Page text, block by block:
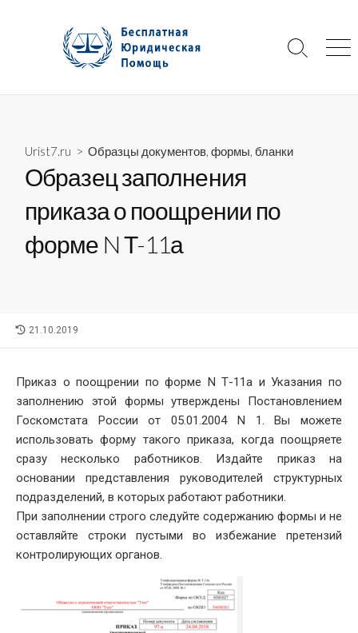
Search
Urist7.ru > Образцы документов, формы, бланки
Образец заполнения
приказа о поощрении по
форме N Т-11а
LAST
21.10.2019
Приказ о поощрении по форме N Т-11а и Указания по
заполнению этой формы утверждены Постановлением
Госкомстата России от 05.01.2004 N 1. Вы можете
использовать форму такого приказа, когда поощряете
сразу несколько работников. Издайте приказ на
основании представления руководителей структурных
подразделений, в которых работают работники.
При заполнении строго следуйте содержанию формы и не
оставляйте строки пустыми во избежание претензий
контролирующих органов.